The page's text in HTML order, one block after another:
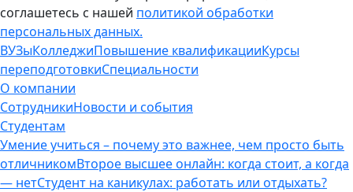
соглашетесь с нашей политикой обработки
персональных данных.
ВУЗыКолледжиПовышение квалификацииКурсы
переподготовкиСпециальности
О компании
СотрудникиНовости и события
Студентам
Умение учиться – почему это важнее, чем просто быть
отличникомВторое высшее онлайн: когда стоит, а когда
— нетСтудент на каникулах: работать или отдыхать?